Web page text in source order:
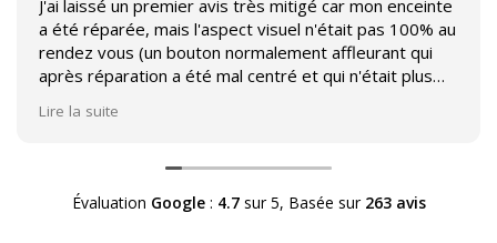
J'ai laissé un premier avis très mitigé car mon enceinte
a été réparée, mais l'aspect visuel n'était pas 100% au
rendez vous (un bouton normalement affleurant qui
après réparation a été mal centré et qui n'était plus
Héritage afin d'échanger sur mon expérience et on
m'a fourni des explications sur le pourquoi cet aspect
visuel.
Lire la suite
Évaluation Google: 4.7sur 5, Basée sur 263 avis